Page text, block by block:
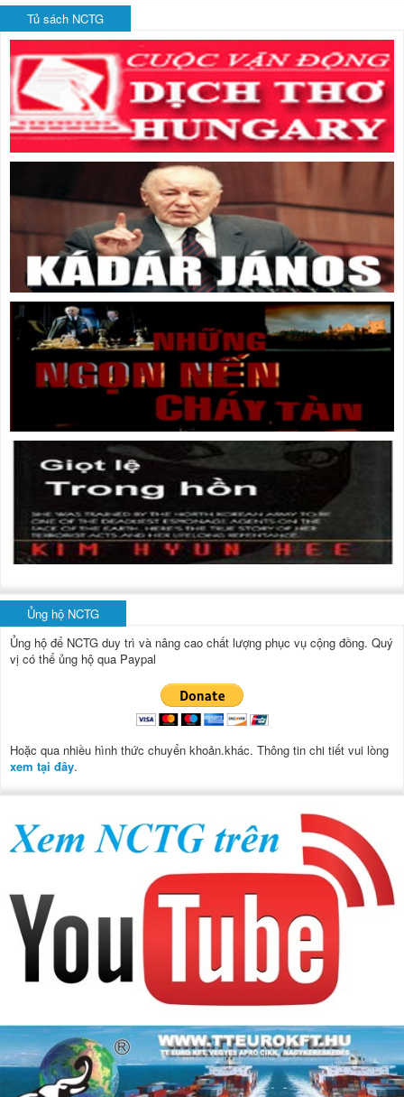
Tủ sách NCTG
Ủng hộ NCTG
Ủng hộ để NCTG duy trì và nâng cao chất lượng phục vụ cộng đồng. Quý
vị có thể ủng hộ qua Paypal
Hoặc qua nhiều hình thức chuyển khoản.khác. Thông tin chi tiết vui lòng
xem tại đây.